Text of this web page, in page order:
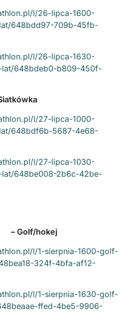
l/26-lipca-1600-
648bdd97-709b-45fb-
l/26-lipca-1630-
lat/648bdeb0-b809-450f-
l/27-lipca-1000-
648bdf6b-5687-4e68-
l/27-lipca-1030-
648be008-2b6c-42be-
– Golf/hokej
l/1-sierpnia-1600-golf-
324f-4bfa-af12-
l/1-sierpnia-1630-golf-
ffed-4be5-9906-